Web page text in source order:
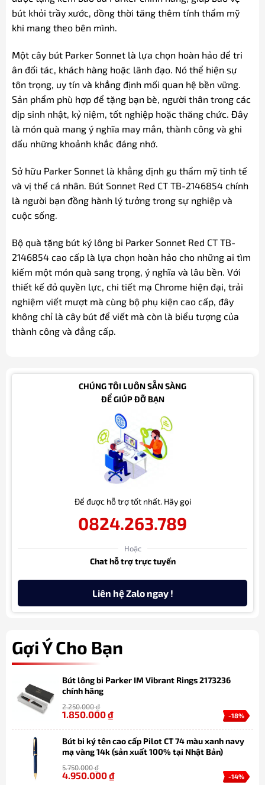
bút khỏi trầy xước, đồng thời tăng thêm tính thẩm mỹ
khi mang theo bên mình.
Một cây bút Parker Sonnet là lựa chọn hoàn hảo để tri
ân đối tác, khách hàng hoặc lãnh đạo. Nó thể hiện sự
tôn trọng, uy tín và khẳng định mối quan hệ bền vững.
Sản phẩm phù hợp để tặng bạn bè, người thân trong các
dịp sinh nhật, kỷ niệm, tốt nghiệp hoặc thăng chức. Đây
là món quà mang ý nghĩa may mắn, thành công và ghi
dấu những khoảnh khắc đáng nhớ.
Sở hữu Parker Sonnet là khẳng định gu thẩm mỹ tinh tế
và vị thế cá nhân. Bút Sonnet Red CT TB-2146854 chính
là người bạn đồng hành lý tưởng trong sự nghiệp và
cuộc sống.
Bộ quà tặng bút ký lông bi Parker Sonnet Red CT TB-
2146854 cao cấp là lựa chọn hoàn hảo cho những ai tìm
kiếm một món quà sang trọng, ý nghĩa và lâu bền. Với
thiết kế đỏ quyền lực, chi tiết mạ Chrome hiện đại, trải
nghiệm viết mượt mà cùng bộ phụ kiện cao cấp, đây
không chỉ là cây bút để viết mà còn là biểu tượng của
thành công và đẳng cấp.
CHÚNG TÔI LUÔN SẴN SÀNG
ĐỂ GIÚP ĐỠ BẠN
Để được hỗ trợ tốt nhất. Hãy gọi
0824.263.789
Hoặc
Chat hỗ trợ trực tuyến
Liên hệ Zalo ngay !
Gợi Ý Cho Bạn
Bút lông bi Parker IM Vibrant Rings 2173236
chính hãng
2.250.000₫
-18%
1.850.000₫
Bút bi ký tên cao cấp Pilot CT 74 màu xanh navy
mạ vàng 14k (sản xuất 100% tại Nhật Bản)
5.750.000₫
-14%
4.950.000₫